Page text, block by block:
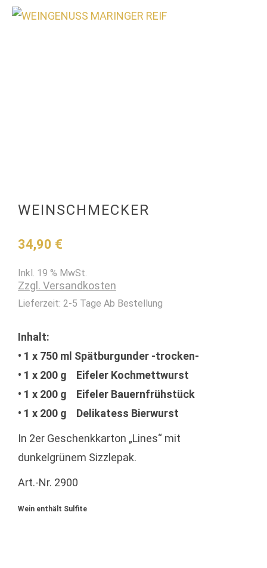
WEINSCHMECKER
34,90 €
Inkl. 19 % MwSt.
Zzgl. Versandkosten
Lieferzeit: 2-5 Tage Ab Bestellung
Inhalt:
• 1 x 750 ml Spätburgunder -trocken-
• 1 x 200 g Eifeler Kochmettwurst
• 1 x 200 g Eifeler Bauernfrühstück
• 1 x 200 g Delikatess Bierwurst
In 2er Geschenkkarton „Lines“ mit
dunkelgrünem Sizzlepak.
Art.-Nr. 2900
Wein enthält Sulfite